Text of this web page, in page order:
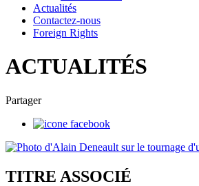
Actualités
Contactez-nous
Foreign Rights
ACTUALITÉS
Partager
TITRE ASSOCIÉ